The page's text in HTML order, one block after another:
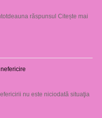
răspunsul Citește mai
nu este niciodată situaţia